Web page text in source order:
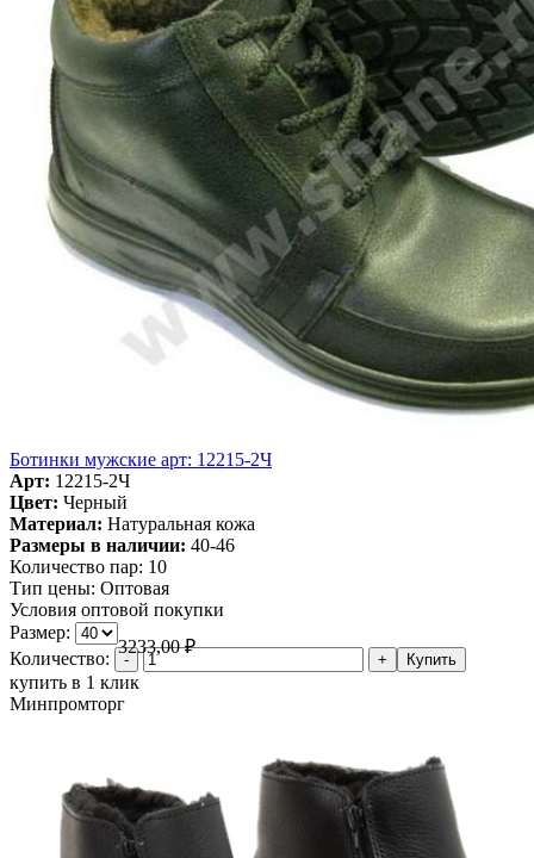
Ботинки мужские арт: 12215-2Ч
Арт: 12215-2Ч
Цвет: Черный
Материал: Натуральная кожа
Размеры в наличии: 40-46
Количество пар: 10
Тип цены: Оптовая
Условия оптовой покупки
Размер:
3233,00₽
Количество:
купить в 1 клик
Минпромторг